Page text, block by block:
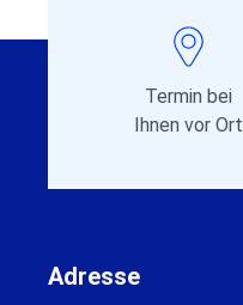
Termin bei
Ihnen vor Ort
Adresse